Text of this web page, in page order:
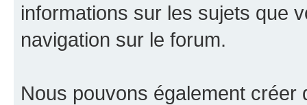
informations sur les sujets que
navigation sur le forum.
Nous pouvons également